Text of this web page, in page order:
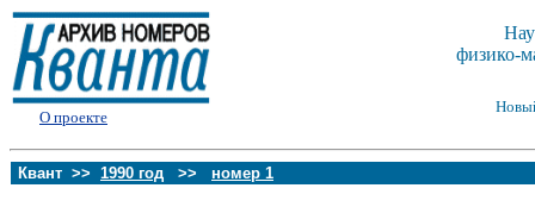
О проекте
физико-
Квант >> 1990 год >> номер 1